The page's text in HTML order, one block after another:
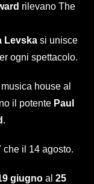
rilevano The
Levskasi unisce
ogni spettacolo.
house al
il potente Paul
.
che il 14 agosto.
giugnoal 25